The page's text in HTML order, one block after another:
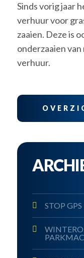
Sinds vorig jaar
verhuur voor
zaaien. Deze is
onderzaaien
verhuur.
STOP